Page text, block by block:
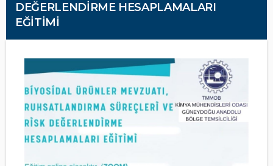
DEĞERLENDİRME HESAPLAMALARI
EĞİTİMİ